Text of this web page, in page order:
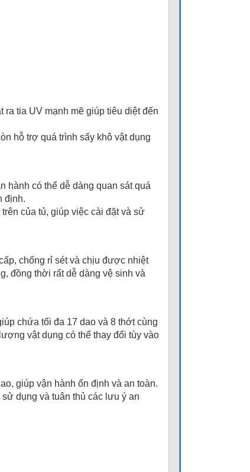
ra tia UV mạnh mẽ giúp tiêu diệt đến
hỗ trợ quá trình sấy khô vật dụng
hành có thể dễ dàng quan sát quá
định.
của tủ, giúp việc cài đặt và sử
chống rỉ sét và chịu được nhiệt
đồng thời rất dễ dàng vệ sinh và
chứa tối đa 17 dao và 8 thớt cùng
vật dụng có thể thay đổi tùy vào
giúp vận hành ổn định và an toàn.
dụng và tuân thủ các lưu ý an